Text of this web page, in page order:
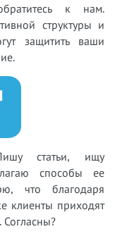
к нам.
структуры и
защитить ваши
статьи, ищу
способы ее
что благодаря
клиенты приходят